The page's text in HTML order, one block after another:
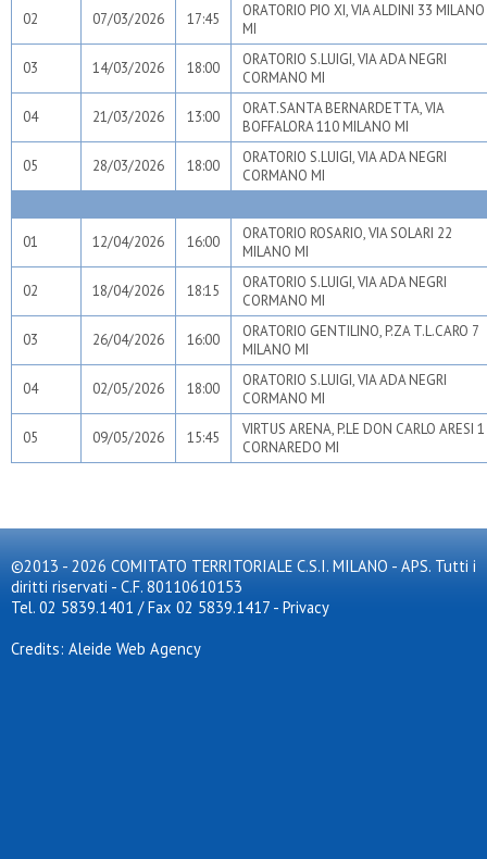
02 07/03/2026 17:45
ORATORIO PIO XI, VIA ALDINI 33 MILANO
MI
03 14/03/2026 18:00
ORATORIO S.LUIGI, VIA ADA NEGRI
CORMANO MI
04 21/03/2026 13:00
ORAT.SANTA BERNARDETTA, VIA
BOFFALORA 110 MILANO MI
05 28/03/2026 18:00
ORATORIO S.LUIGI, VIA ADA NEGRI
CORMANO MI
01 12/04/2026 16:00
ORATORIO ROSARIO, VIA SOLARI 22
MILANO MI
02 18/04/2026 18:15
ORATORIO S.LUIGI, VIA ADA NEGRI
CORMANO MI
03 26/04/2026 16:00
ORATORIO GENTILINO, P.ZA T.L.CARO 7
MILANO MI
04 02/05/2026 18:00
ORATORIO S.LUIGI, VIA ADA NEGRI
CORMANO MI
05 09/05/2026 15:45
VIRTUS ARENA, P.LE DON CARLO ARESI 1
CORNAREDO MI
©2013 - 2026 COMITATO TERRITORIALE C.S.I. MILANO - APS. Tutti i
diritti riservati - C.F. 80110610153
Tel. 02 5839.1401 / Fax 02 5839.1417 - Privacy
Credits: Aleide Web Agency